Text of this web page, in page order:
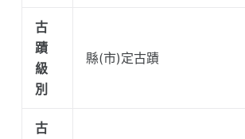
古
蹟
級
別
縣(市)定古蹟
古